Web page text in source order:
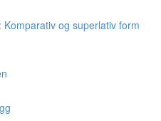
Komparativ og superlativ form